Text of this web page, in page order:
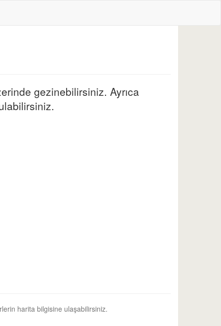
gezinebilirsiniz. Ayrıca
harita bilgisine ulaşabilirsiniz.